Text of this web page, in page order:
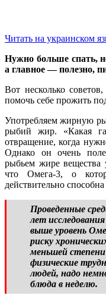
Читать на украинском
Нужно больше спать,
а главное — полезно,
Вот несколько
помочь себе прожить
Употребляем жирную
рыбий жир. «Какая
отвращение, когда
Однако он очень
рыбьем жире вещества
что Омега-3, о
действительно
Проведенные
лет
выше уровень
риску
меньшей
физические
людей, надо
блюда в неделю.